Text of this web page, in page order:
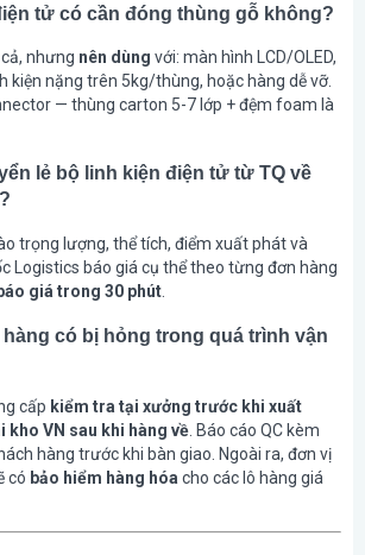
tử có cần đóng thùng gỗ không?
nhưng nên dùng với: màn hình LCD/OLED,
kiện nặng trên 5kg/thùng, hoặc hàng dễ vỡ.
— thùng carton 5-7 lớp + đệm foam là
lẻ bộ linh kiện điện tử từ TQ về
trọng lượng, thể tích, điểm xuất phát và
Logistics báo giá cụ thể theo từng đơn hàng
giá trong 30 phút
hàng có bị hỏng trong quá trình vận
cấp kiểm tra tại xưởng trước khi xuất
kho VN sau khi hàng về . Báo cáo QC kèm
hàng trước khi bàn giao. Ngoài ra, đơn vị
có bảo hiểm hàng hóa cho các lô hàng giá